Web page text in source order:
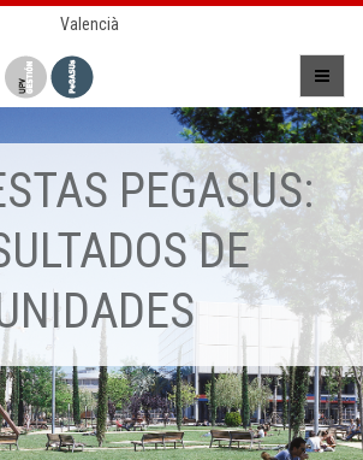
Valencià
PEGASUS:
DE